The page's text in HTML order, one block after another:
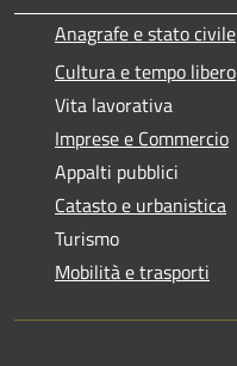
Anagrafe e stato civile
Cultura e tempo libero
Vita lavorativa
Imprese e Commercio
Appalti pubblici
Catasto e urbanistica
Turismo
Mobilità e trasporti